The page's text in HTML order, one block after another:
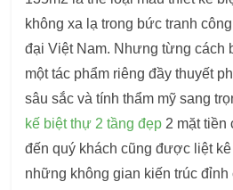
không xa lạ trong bức tranh
đại Việt Nam. Nhưng từng cách
một tác phẩm riêng đầy thuyết
sâu sắc và tính thẩm mỹ sang
kế biệt thự 2 tầng đẹp 2 mặt tiền
đến quý khách cũng được liệt
những không gian kiến trúc đỉnh